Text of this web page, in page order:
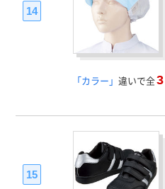
14
「カラー」 違いで全3
15